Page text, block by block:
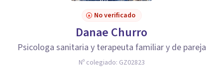
No verificado
Danae Churro
Psicologa sanitaria y terapeuta familiar y de pareja
Nº colegiado: GZ02823